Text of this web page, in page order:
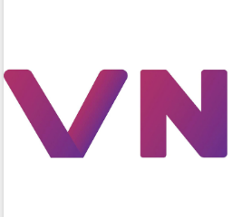
Phát động chiến dịch 30 ngày đêm
giải phóng mặt bằng Tuyến đường bộ
ven biển
Đắk Lắk nỗ lực thúc đẩy tăng trưởng
kinh tế từ 10% trở lên trong Quý